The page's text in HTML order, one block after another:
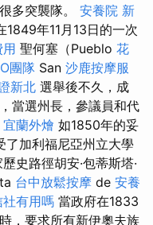
多突襲隊。 安養院 新
1849年11月13日的一次
聖何塞（Pueblo 花
團隊 San 沙鹿按摩服
新北 選舉後不久，成
當選州長，參議員和代
宜蘭外燴 如1850年的妥
加利福尼亞州立大學
史路徑胡安·包蒂斯塔·
台中放鬆按摩 de 安養
社有用嗎 當政府在1833
，要求所有新伊奧夫族